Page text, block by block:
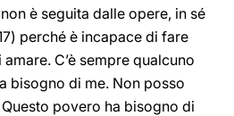
è seguita dalle opere, in sé
perché è incapace di fare
C’è sempre qualcuno
bisogno di me. Non posso
povero ha bisogno di